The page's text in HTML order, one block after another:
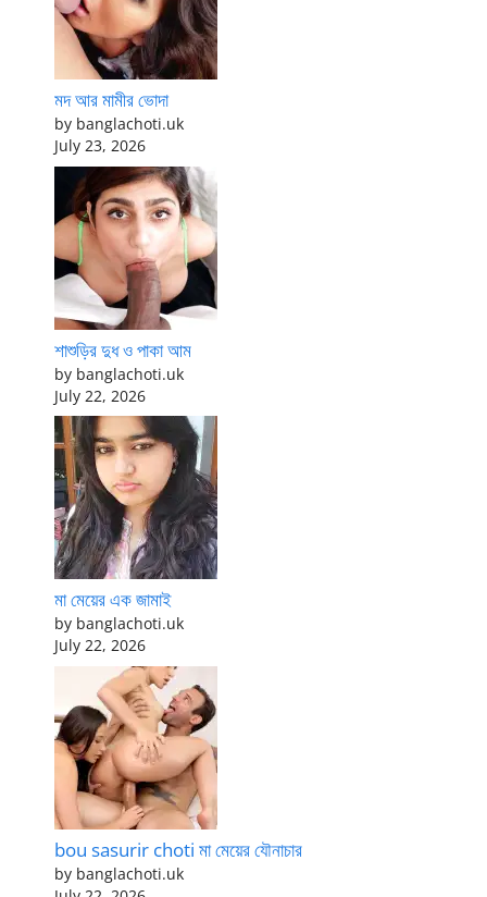
মদ আর মামীর ভোদা
by banglachoti.uk
July 23, 2026
শাশুড়ির দুধ ও পাকা আম
by banglachoti.uk
July 22, 2026
মা মেয়ের এক জামাই
by banglachoti.uk
July 22, 2026
bou sasurir choti মা মেয়ের যৌনাচার
by banglachoti.uk